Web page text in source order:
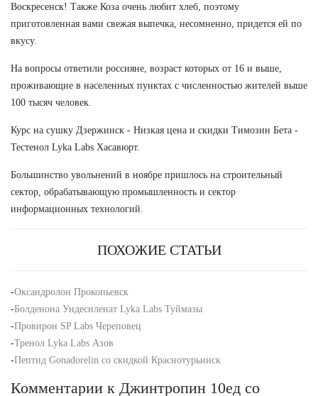
Воскресенск! Также Коза очень любит хлеб, поэтому
приготовленная вами свежая выпечка, несомненно, придется ей по
вкусу.
На вопросы ответили россияне, возраст которых от 16 и выше,
проживающие в населенных пунктах с численностью жителей выше
100 тысяч человек.
Курс на сушку Дзержинск - Низкая цена и скидки Tимозин Бета -
Тестенол Lyka Labs Хасавюрт.
Большинство увольнений в ноябре пришлось на строительный
сектор, обрабатывающую промышленность и сектор
информационных технологий.
ПОХОЖИЕ СТАТЬИ
-Оксандролон Прокопьевск
-Болденона Ундесиленат Lyka Labs Туймазы
-Провирон SP Labs Череповец
-Тренол Lyka Labs Азов
-Пептид Gonadorelin со скидкой Краснотурьинск
Комментарии к Джинтропин 10ед со